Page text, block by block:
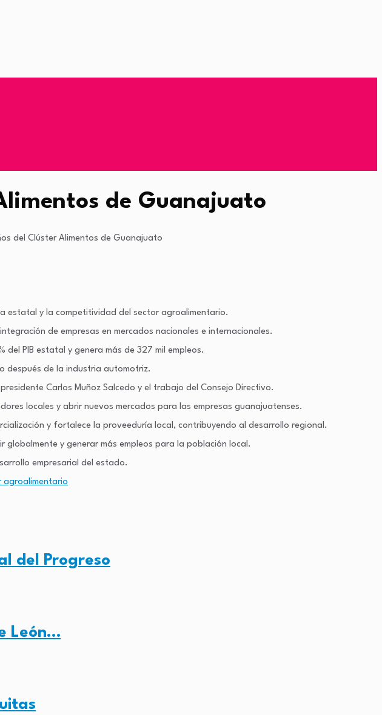
de Guanajuato
del Clúster Alimentos de Guanajuato
estatal y la competitividad del sector agroalimentario.
de empresas en mercados nacionales e internacionales.
PIB estatal y genera más de 327 mil empleos.
después de la industria automotriz.
Carlos Muñoz Salcedo y el trabajo del Consejo Directivo.
locales y abrir nuevos mercados para las empresas guanajuatenses.
y fortalece la proveeduría local, contribuyendo al desarrollo regional.
globalmente y generar más empleos para la población local.
empresarial del estado.
agroalimentario
del Progreso
León…